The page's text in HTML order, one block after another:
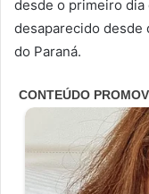
desde o primeiro dia
desaparecido desde
do Paraná.